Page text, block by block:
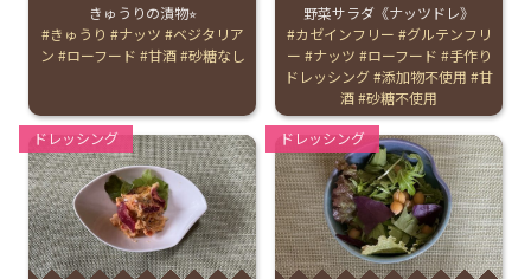
きゅうりの漬物⭐︎
Tags:
きゅうり ナッツ
ベジタリア
ン
ローフード 甘酒 砂糖なし
野菜サラダ《ナッツドレ》
Tags:
カゼインフリー
グルテンフリ
ー
ナッツ ローフード
手作り
ドレッシング 添加物不使用
甘
酒 砂糖不使用
Categories:
ドレッシング Categories:
ドレッシング
お産について
親と子の結びつき支援
母乳育児
予防接種